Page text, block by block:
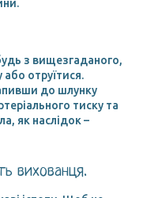
з вищезгаданого,
отруїтися.
до шлунку
тиску та
як наслідок –
вихованця.